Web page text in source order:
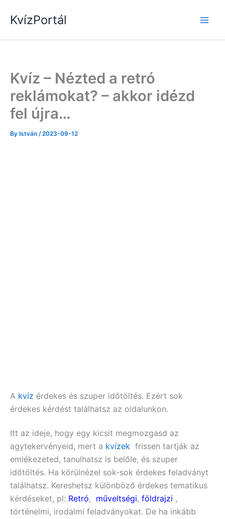
KvízPortál
Kvíz – Nézted a retró
reklámokat? – akkor idézd
fel újra…
By István /2023-09-12
A kvíz érdekes és szuper időtöltés. Ezért sok
érdekes kérdést találhatsz az oldalunkon.
Itt az ideje, hogy egy kicsit megmozgasd az
agytekervényeid, mert a kvízek frissen tartják az
emlékezeted, tanulhatsz is belőle, és szuper
időtöltés. Ha körülnézel sok-sok érdekes feladványt
találhatsz. Kereshetsz különböző érdekes tematikus
kérdéseket, pl: Retró, műveltségi, földrajzi ,
történelmi, irodalmi feladványokat. De ha inkább